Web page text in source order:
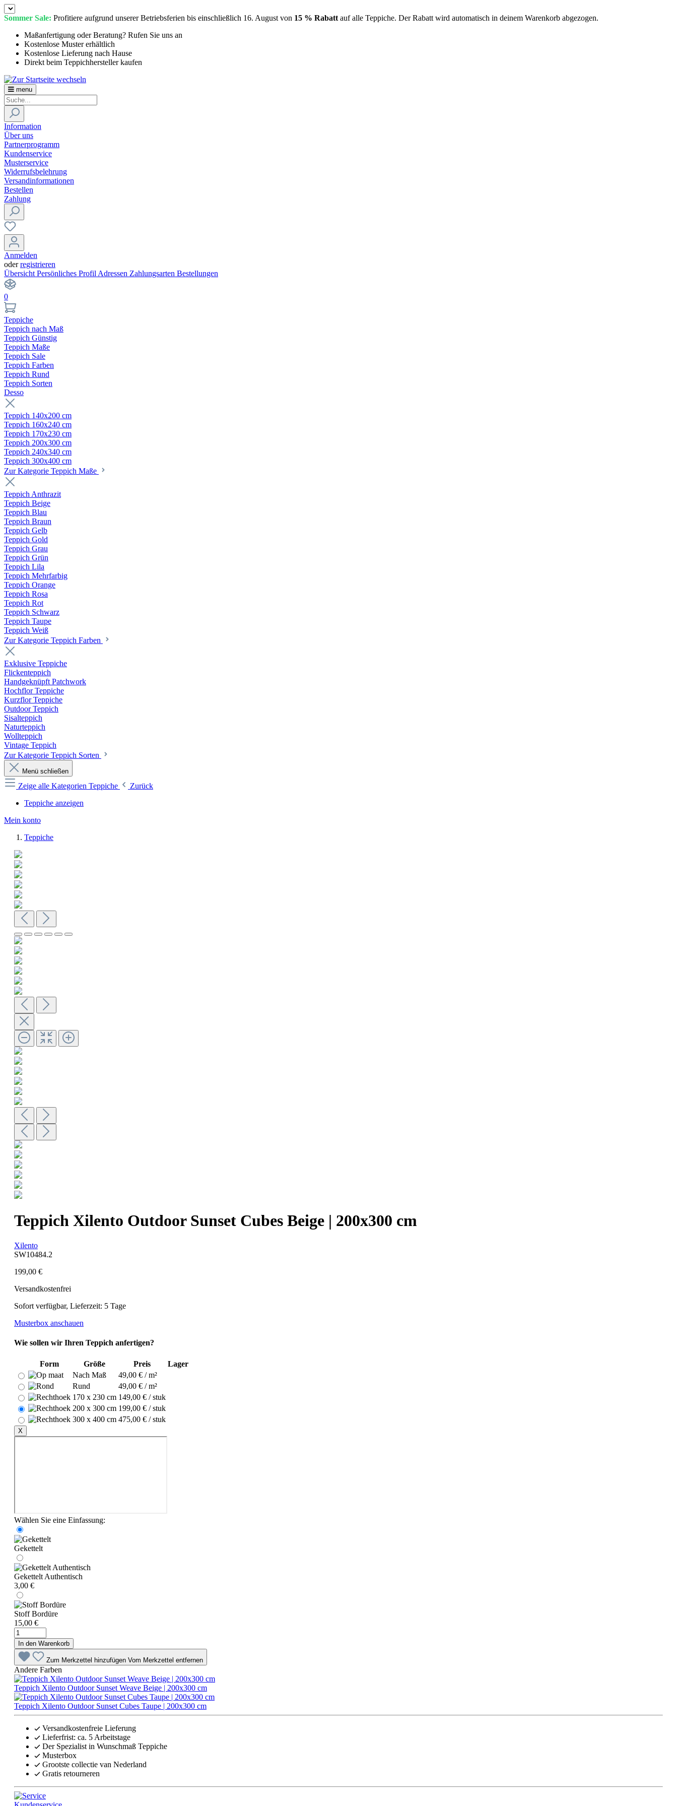
Sommer Sale: Profitiere aufgrund unserer Betriebsferien bis einschließlich 16. August von 15 % Rabatt auf alle Teppiche. Der Rabatt wird automatisch in deinem Warenkorb abgezogen.
Maßanfertigung oder Beratung? Rufen Sie uns an
Kostenlose Muster erhältlich
Kostenlose Lieferung nach Hause
Direkt beim Teppichhersteller kaufen
menu
Information
Über uns
Partnerprogramm
Kundenservice
Musterservice
Widerrufsbelehrung
Versandinformationen
Bestellen
Zahlung
Anmelden
oderregistrieren
Übersicht Persönliches Profil Adressen Zahlungsarten Bestellungen
0
Teppiche
Teppich nach Maß
Teppich Günstig
Teppich Maße
Teppich Sale
Teppich Farben
Teppich Rund
Teppich Sorten
Desso
Teppich 140x200 cm
Teppich 160x240 cm
Teppich 170x230 cm
Teppich 200x300 cm
Teppich 240x340 cm
Teppich 300x400 cm
Zur Kategorie Teppich Maße
Teppich Anthrazit
Teppich Beige
Teppich Blau
Teppich Braun
Teppich Gelb
Teppich Gold
Teppich Grau
Teppich Grün
Teppich Lila
Teppich Mehrfarbig
Teppich Orange
Teppich Rosa
Teppich Rot
Teppich Schwarz
Teppich Taupe
Teppich Weiß
Zur Kategorie Teppich Farben
Exklusive Teppiche
Flickenteppich
Handgeknüpft Patchwork
Hochflor Teppiche
Kurzflor Teppiche
Outdoor Teppich
Sisalteppich
Naturteppich
Wollteppich
Vintage Teppich
Zur Kategorie Teppich Sorten
Menü schließen
Zeige alle Kategorien Teppiche
Zurück
Teppiche anzeigen
Mein konto
Teppiche
Teppich Xilento Outdoor Sunset Cubes Beige | 200x300 cm
Xilento
SW10484.2
199,00 €
Versandkostenfrei
Sofort verfügbar, Lieferzeit: 5 Tage
Musterbox anschauen
Wie sollen wir Ihren Teppich anfertigen?
Form Größe Preis
Lager
Nach Maß
49,00 € / m²
Rund
49,00 € / m²
170 x 230 cm 149,00 € / stuk
200 x 300 cm 199,00 € / stuk
300 x 400 cm 475,00 € / stuk
X
Wählen Sie eine Einfassung:
Gekettelt
Gekettelt Authentisch
3,00 €
Stoff Bordüre
15,00 €
In den Warenkorb
Zum Merkzettel hinzufügen Vom Merkzettel entfernen
Andere Farben
Teppich Xilento Outdoor Sunset Weave Beige | 200x300 cm
Teppich Xilento Outdoor Sunset Cubes Taupe | 200x300 cm
Versandkostenfreie Lieferung
Lieferfrist: ca. 5 Arbeitstage
Der Spezialist in Wunschmaß Teppiche
Musterbox
Grootste collectie van Nederland
Gratis retourneren